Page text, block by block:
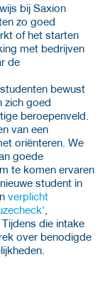
bij Saxion
zo goed
of het starten
met bedrijven
de
bewust
zich goed
beroepenveld.
van een
oriënteren. We
goede
te komen ervaren
student in
verplicht
die intake
over benodigde